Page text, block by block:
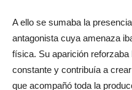
A ello se sumaba la
antagonista cuya amenaza
física. Su aparición
constante y contribuía a
que acompañó toda la